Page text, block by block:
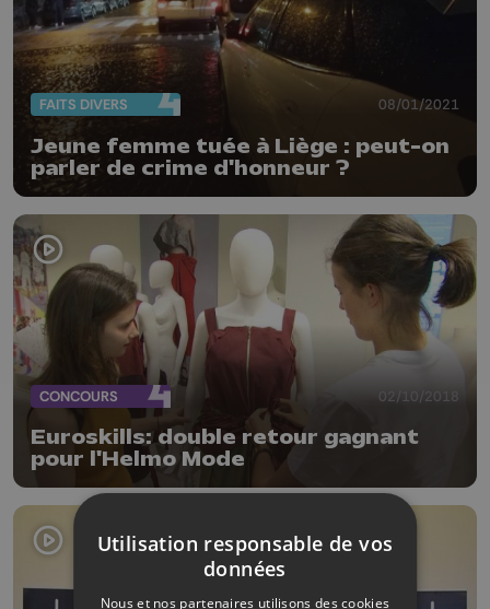
FAITS DIVERS 08/01/2021
Jeune femme tuée à Liège : peut-on
parler de crime d'honneur ?
CONCOURS 02/10/2018
Euroskills: double retour gagnant
pour l'Helmo Mode
Utilisation responsable de vos
données
Nous et nos partenaires utilisons des cookies